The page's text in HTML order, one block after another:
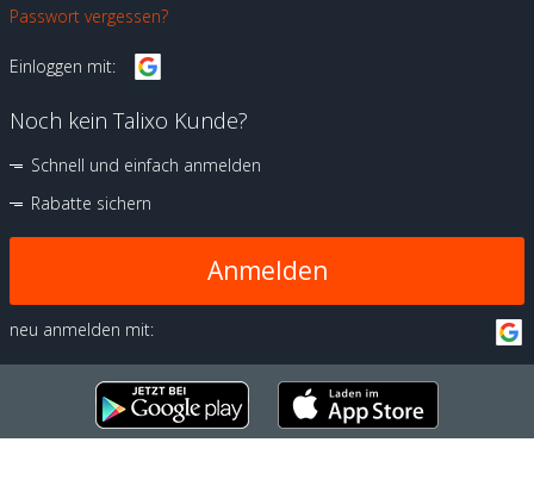
Passwort vergessen?
Einloggen mit:
Noch kein Talixo Kunde?
Schnell und einfach anmelden
Rabatte sichern
Anmelden
neu anmelden mit: